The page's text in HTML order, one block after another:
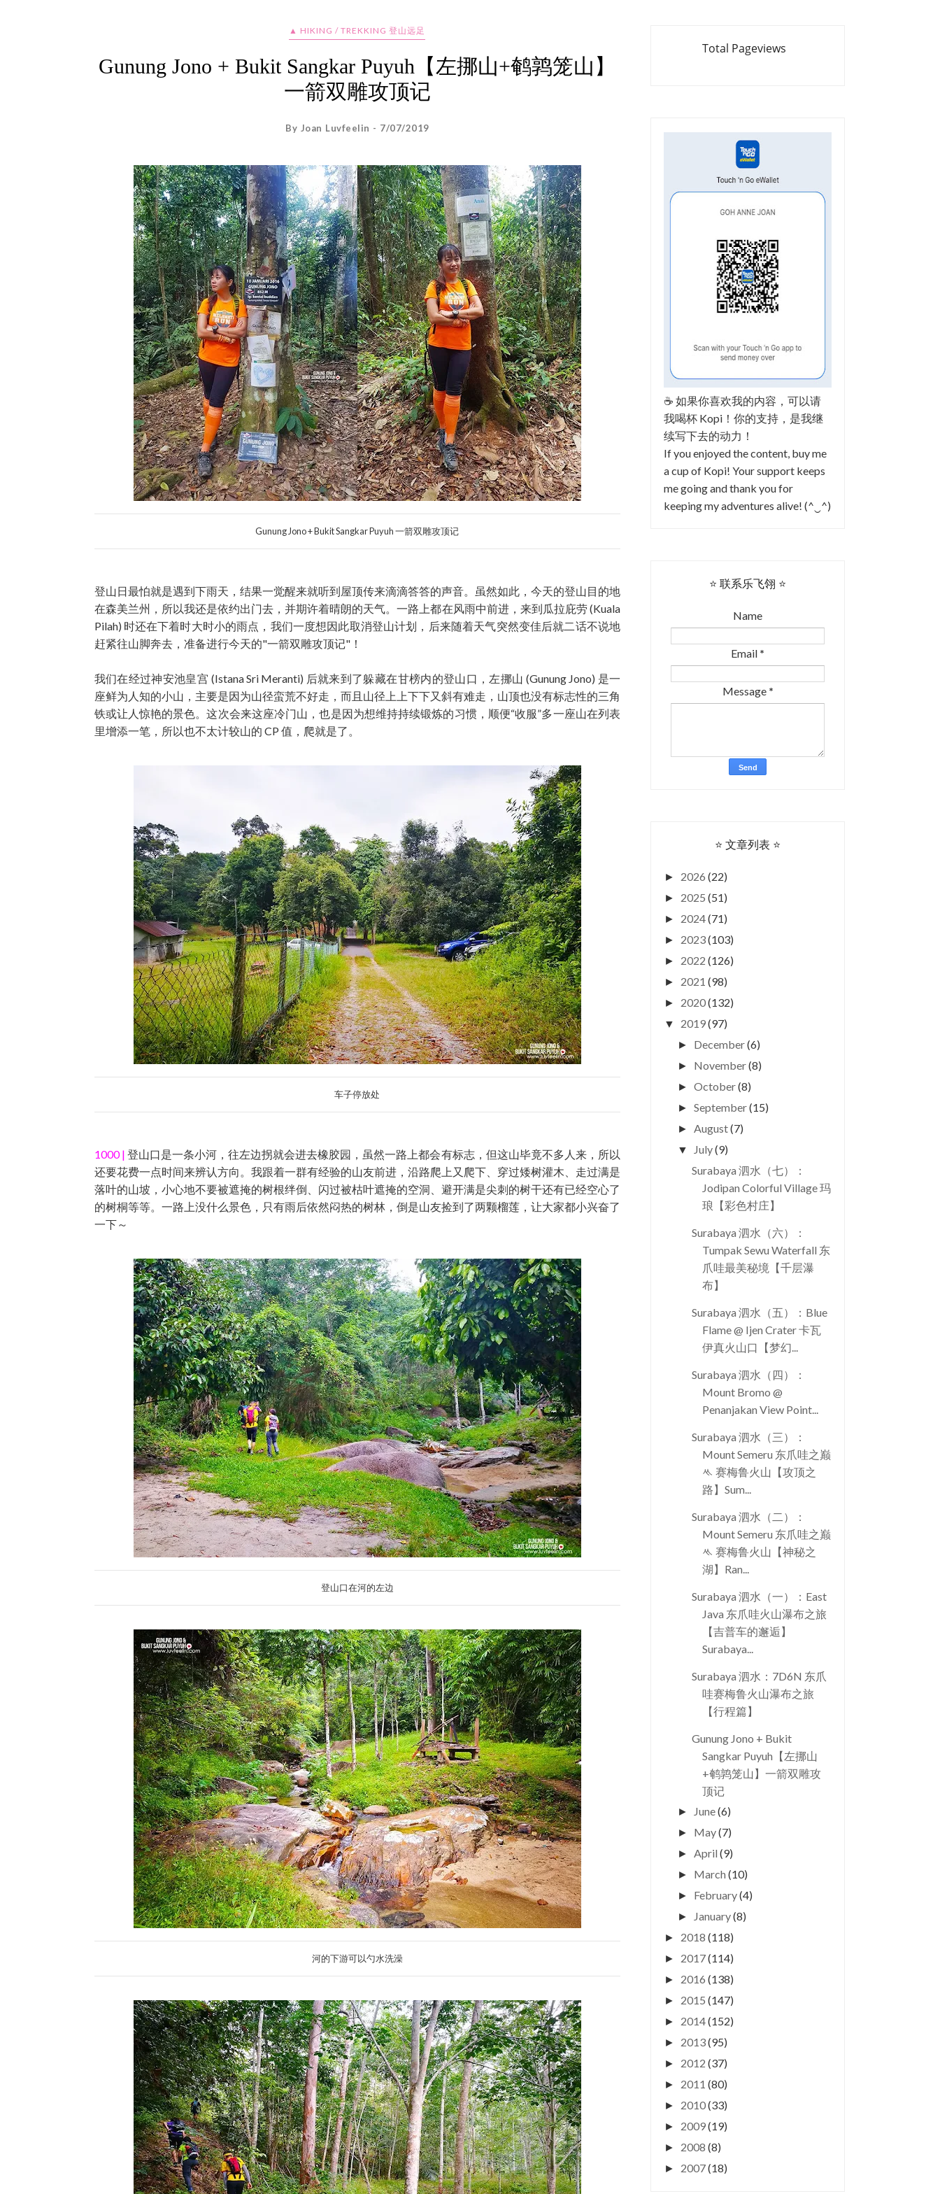
▲ HIKING / TREKKING 登山远足
Gunung Jono + Bukit Sangkar Puyuh【左挪山+鹌鹑笼山】
一箭双雕攻顶记
By Joan Luvfeelin - 7/07/2019
Gunung Jono + Bukit Sangkar Puyuh 一箭双雕攻顶记
登山日最怕就是遇到下雨天，结果一觉醒来就听到屋顶传来滴滴答答的声音。虽然如此，今天的登山目的地
在森美兰州，所以我还是依约出门去，并期许着晴朗的天气。一路上都在风雨中前进，来到瓜拉庇劳 (Kuala
Pilah) 时还在下着时大时小的雨点，我们一度想因此取消登山计划，后来随着天气突然变佳后就二话不说地
赶紧往山脚奔去，准备进行今天的"一箭双雕攻顶记"！
我们在经过神安池皇宫 (Istana Sri Meranti) 后就来到了躲藏在甘榜内的登山口，左挪山 (Gunung Jono) 是一
座鲜为人知的小山，主要是因为山径蛮荒不好走，而且山径上上下下又斜有难走，山顶也没有标志性的三角
铁或让人惊艳的景色。这次会来这座冷门山，也是因为想维持持续锻炼的习惯，顺便“收服”多一座山在列表
里增添一笔，所以也不太计较山的 CP 值，爬就是了。
车子停放处
1000 | 登山口是一条小河，往左边拐就会进去橡胶园，虽然一路上都会有标志，但这山毕竟不多人来，所以
还要花费一点时间来辨认方向。我跟着一群有经验的山友前进，沿路爬上又爬下、穿过矮树灌木、走过满是
落叶的山坡，小心地不要被遮掩的树根绊倒、闪过被枯叶遮掩的空洞、避开满是尖刺的树干还有已经空心了
的树桐等等。一路上没什么景色，只有雨后依然闷热的树林，倒是山友捡到了两颗榴莲，让大家都小兴奋了
一下～
登山口在河的左边
河的下游可以勺水洗澡
Total Pageviews
☕ 如果你喜欢我的内容，可以请
我喝杯 Kopi！你的支持，是我继
续写下去的动力！
If you enjoyed the content, buy me
a cup of Kopi! Your support keeps
me going and thank you for
keeping my adventures alive! (^‿^)
⭐ 联系乐飞翎 ⭐
Name
Email *
Message *
⭐ 文章列表 ⭐
► 2026 (22)
► 2025 (51)
► 2024(71)
► 2023(103)
► 2022 (126)
► 2021 (98)
► 2020(132)
▼ 2019(97)
► December(6)
► November(8)
►October(8)
►September(15)
►August(7)
▼ July(9)
Surabaya 泗水（七）：
Jodipan Colorful Village 玛
琅【彩色村庄】
Surabaya 泗水（六）：
Tumpak Sewu Waterfall 东
爪哇最美秘境【千层瀑
布】
Surabaya 泗水（五）：Blue
Flame @ Ijen Crater 卡瓦
伊真火山口【梦幻...
Surabaya 泗水（四）：
Mount Bromo @
Penanjakan View Point...
Surabaya 泗水（三）：
Mount Semeru 东爪哇之巅
ᄿ 赛梅鲁火山【攻顶之
路】Sum...
Surabaya 泗水（二）：
Mount Semeru 东爪哇之巅
ᄿ 赛梅鲁火山【神秘之
湖】Ran...
Surabaya 泗水（一）：East
Java 东爪哇火山瀑布之旅
【吉普车的邂逅】
Surabaya...
Surabaya 泗水：7D6N 东爪
哇赛梅鲁火山瀑布之旅
【行程篇】
Gunung Jono + Bukit
Sangkar Puyuh【左挪山
+鹌鹑笼山】一箭双雕攻
顶记
► June(6)
► May(7)
►April(9)
► March(10)
► February(4)
► January(8)
► 2018 (118)
► 2017(114)
► 2016 (138)
► 2015 (147)
► 2014(152)
► 2013(95)
► 2012 (37)
► 2011 (80)
► 2010(33)
► 2009(19)
► 2008 (8)
► 2007(18)